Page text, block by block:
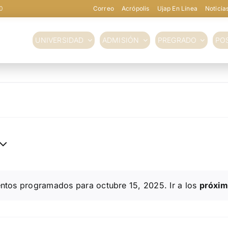
Correo Acrópolis Ujap En Línea
UNIVERSIDAD ADMISIÓN PREGRADO
Aviso
programados para octubre 15, 2025. Ir a los